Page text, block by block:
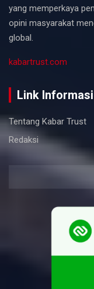
yang memperkaya
opini masyarakat
global.
kabartrust.com
Link Informasi
Tentang Kabar Trust
Redaksi